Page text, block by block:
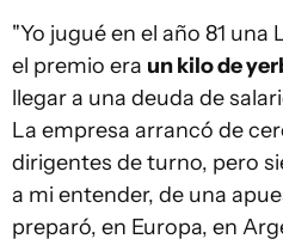
"Yo jugué en el año 81
el premio era un kilo de
llegar a una deuda de
La empresa arrancó de
dirigentes de turno, pero
a mi entender, de una
preparó, en Europa, en